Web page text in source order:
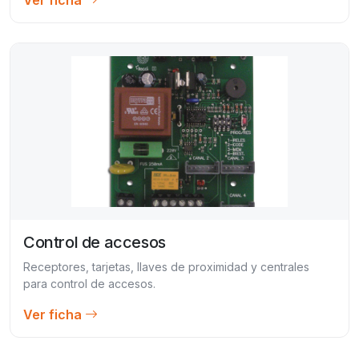
Control de accesos
Receptores, tarjetas, llaves de proximidad y centrales
para control de accesos.
Ver ficha